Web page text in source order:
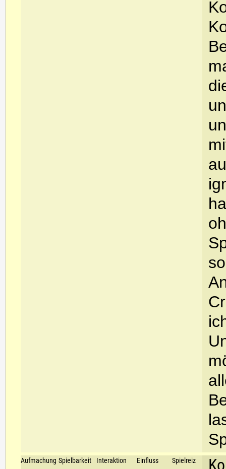
Aufmachung Spielbarkeit Interaktion Einfluss Spielreiz